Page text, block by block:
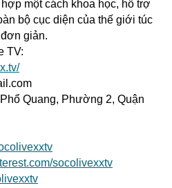
một cách khoa học, hỗ trợ
bộ cục diện của thế giới túc
giản.
TV:
Quang, Phường 2, Quận
socolivexxtv